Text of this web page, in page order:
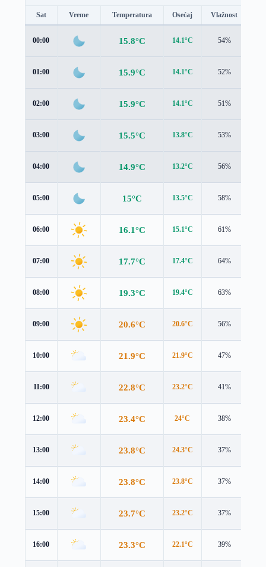
Sat Vreme Temperatura Osećaj Vlažnost
00:00 15.8°C 14.1°C 54%
01:00 15.9°C 14.1°C 52%
02:00 15.9°C 14.1°C 51%
03:00 15.5°C 13.8°C 53%
04:00 14.9°C 13.2°C 56%
05:00 15°C 13.5°C 58%
06:00 16.1°C 15.1°C 61%
07:00 17.7°C 17.4°C 64%
08:00 19.3°C 19.4°C 63%
09:00 20.6°C 20.6°C 56%
10:00 21.9°C 21.9°C 47%
11:00 22.8°C 23.2°C 41%
12:00 23.4°C 24°C 38%
13:00 23.8°C 24.3°C 37%
14:00 23.8°C 23.8°C 37%
15:00 23.7°C 23.2°C 37%
16:00 23.3°C 22.1°C 39%